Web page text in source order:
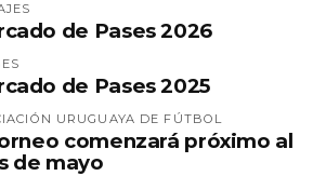
de Pases 2026
de Pases 2025
URUGUAYA DE FÚTBOL
comenzará próximo al
de mayo